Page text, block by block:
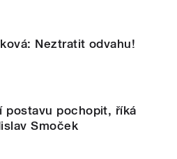
Neztratit odvahu!
postavu pochopit, říká
Smoček